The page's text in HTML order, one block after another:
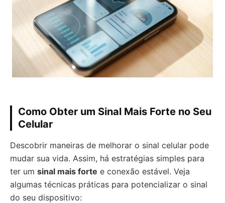
Como Obter um Sinal Mais Forte no Seu
Celular
Descobrir maneiras de melhorar o sinal celular pode
mudar sua vida. Assim, há estratégias simples para
ter um sinal mais forte e conexão estável. Veja
algumas técnicas práticas para potencializar o sinal
do seu dispositivo: